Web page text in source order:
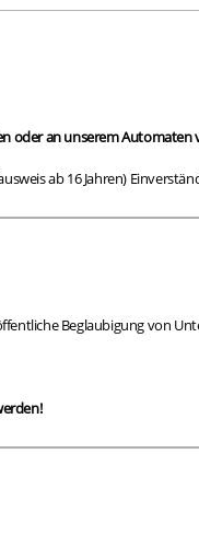
oder an unserem Automaten
ab 16 Jahren)
Beglaubigung von